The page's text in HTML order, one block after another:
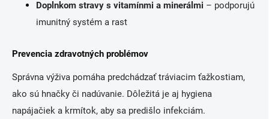
Doplnkom stravy s vitamínmi a minerálmi – podporujú
imunitný systém a rast
Prevencia zdravotných problémov
Správna výživa pomáha predchádzať tráviacim ťažkostiam,
ako sú hnačky či nadúvanie. Dôležitá je aj hygiena
napájačiek a krmítok, aby sa predišlo infekciám.